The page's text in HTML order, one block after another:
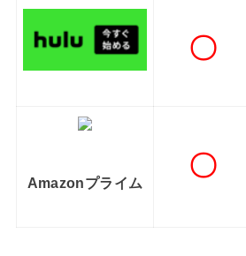
〇
Amazonプライム
〇